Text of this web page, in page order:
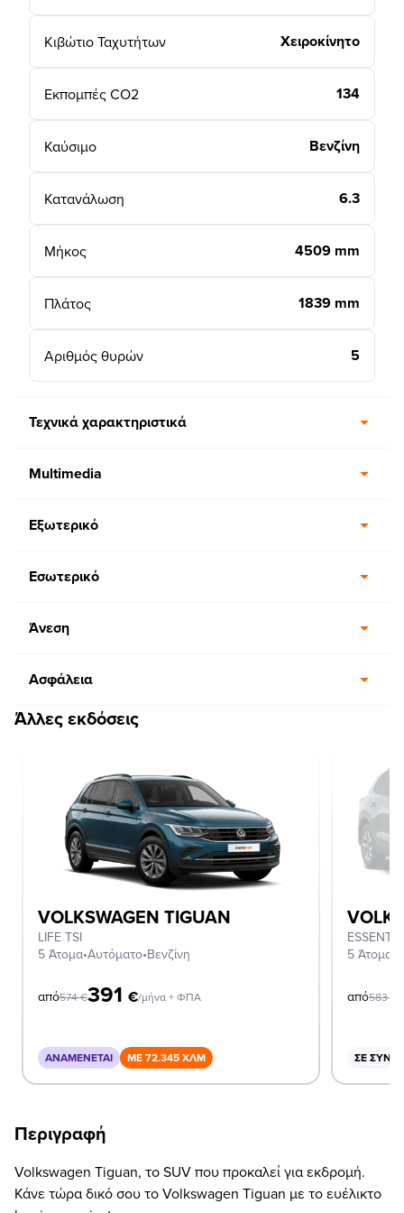
Κιβώτιο Ταχυτήτων Χειροκίνητο
Εκπομπές CO2 134
Καύσιμο Βενζίνη
Κατανάλωση 6.3
Μήκος 4509 mm
Πλάτος 1839 mm
Αριθμός θυρών 5
Τεχνικά χαρακτηριστικά
Multimedia
Εξωτερικό
Εσωτερικό
Άνεση
Ασφάλεια
Άλλες εκδόσεις
VOLKSWAGEN TIGUAN
LIFE TSI
5 Άτομα•Αυτόματο•Βενζίνη
από574€391 €/μήνα + ΦΠΑ
ΑΝΑΜΈΝΕΤΑΙ ΜΕ 72.345 ΧΛΜ
5 Άτομα
από583
ΣΕ
Περιγραφή
Volkswagen Tiguan, το SUV που προκαλεί για εκδρομή.
Κάνε τώρα δικό σου το Volkswagen Tiguan με το ευέλικτο